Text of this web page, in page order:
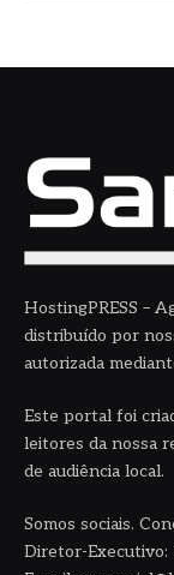
HostingPRESS –
distribuído por
autorizada
Este portal foi
leitores da nossa
de audiência local.
Somos sociais.
Diretor-Executivo: